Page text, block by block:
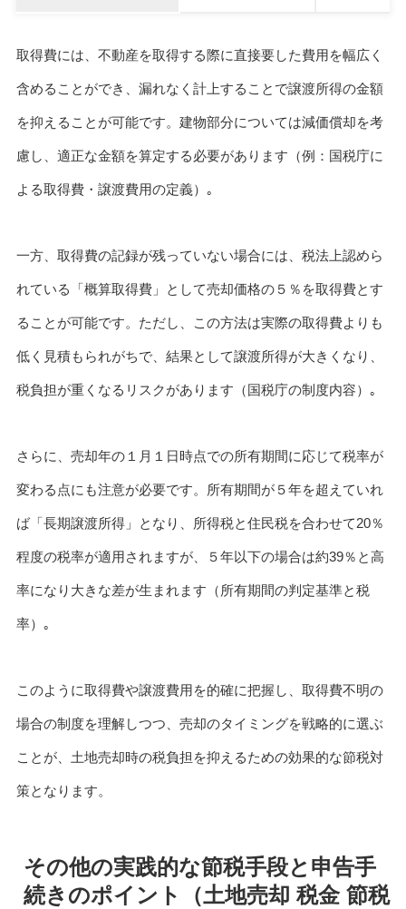
取得費には、不動産を取得する際に直接要した費用を幅広く
含めることができ、漏れなく計上することで譲渡所得の金額
を抑えることが可能です。建物部分については減価償却を考
慮し、適正な金額を算定する必要があります（例：国税庁に
よる取得費・譲渡費用の定義）｡
一方、取得費の記録が残っていない場合には、税法上認めら
れている「概算取得費」として売却価格の５％を取得費とす
ることが可能です。ただし、この方法は実際の取得費よりも
低く見積もられがちで、結果として譲渡所得が大きくなり、
税負担が重くなるリスクがあります（国税庁の制度内容）｡
さらに、売却年の１月１日時点での所有期間に応じて税率が
変わる点にも注意が必要です。所有期間が５年を超えていれ
ば「長期譲渡所得」となり、所得税と住民税を合わせて20％
程度の税率が適用されますが、５年以下の場合は約39％と高
率になり大きな差が生まれます（所有期間の判定基準と税
率）｡
このように取得費や譲渡費用を的確に把握し、取得費不明の
場合の制度を理解しつつ、売却のタイミングを戦略的に選ぶ
ことが、土地売却時の税負担を抑えるための効果的な節税対
策となります。
その他の実践的な節税手段と申告手
続きのポイント（土地売却 税金 節税